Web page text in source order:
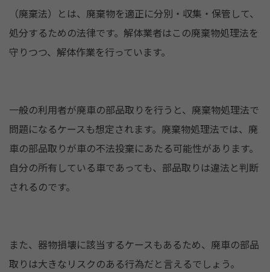
（廃棄法）とは、廃棄物を適正に分別・収集・保管して、
処分するための法律です。解体業者はこの廃棄物処理法を
守りつつ、解体作業を行っています。
一般の利用者が廃車の部品取りを行うと、廃棄物処理法で
問題になるケースも想定されます。廃棄物処理法では、廃
車の部品取りが車の不法投棄にあたる可能性があります。
自分の所有している車であっても、部品取りは違法と判断
されるのです。
また、器物損壊に該当するケースもあるため、廃車の部品
取りは大きなリスクのある行為だと言えるでしょう。